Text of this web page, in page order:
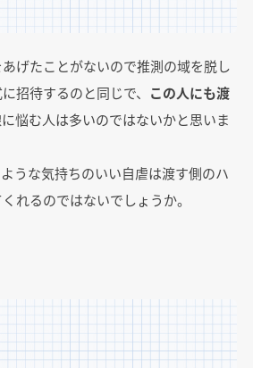
げたことがないので推測の域を脱し
招待するのと同じで、 この人にも渡
悩む人は多いのではないかと思いま
うな気持ちのいい自虐は渡す側のハ
れるのではないでしょうか。